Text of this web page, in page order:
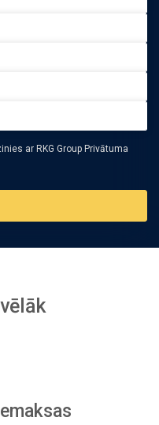
ar RKG Group Privātuma